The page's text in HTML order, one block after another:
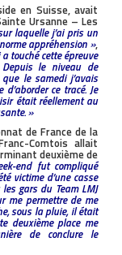
en Suisse, avait
Ursanne – Les
laquelle j’ai pris un
appréhension »,
touché cette épreuve
le niveau de
le samedi j’avais
ce tracé. Je
était réellement au
»
de France de la
Comtois allait
deuxième de
end fut compliqué
victime d’une casse
gars du Team LMJ
me permettre de me
sous la pluie, il était
deuxième place me
de conclure le